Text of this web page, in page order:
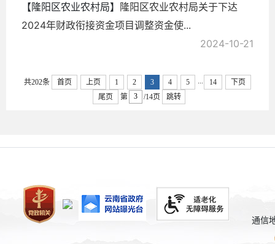
【隆阳区农业农村局】 隆阳区农业农村局关于下达
2024年财政衔接资金项目调整资金使...
2024-10-21
共202条 首页 上页 1 2 3 4 5 ... 14
下页
尾页
第 /14页 跳转
通信